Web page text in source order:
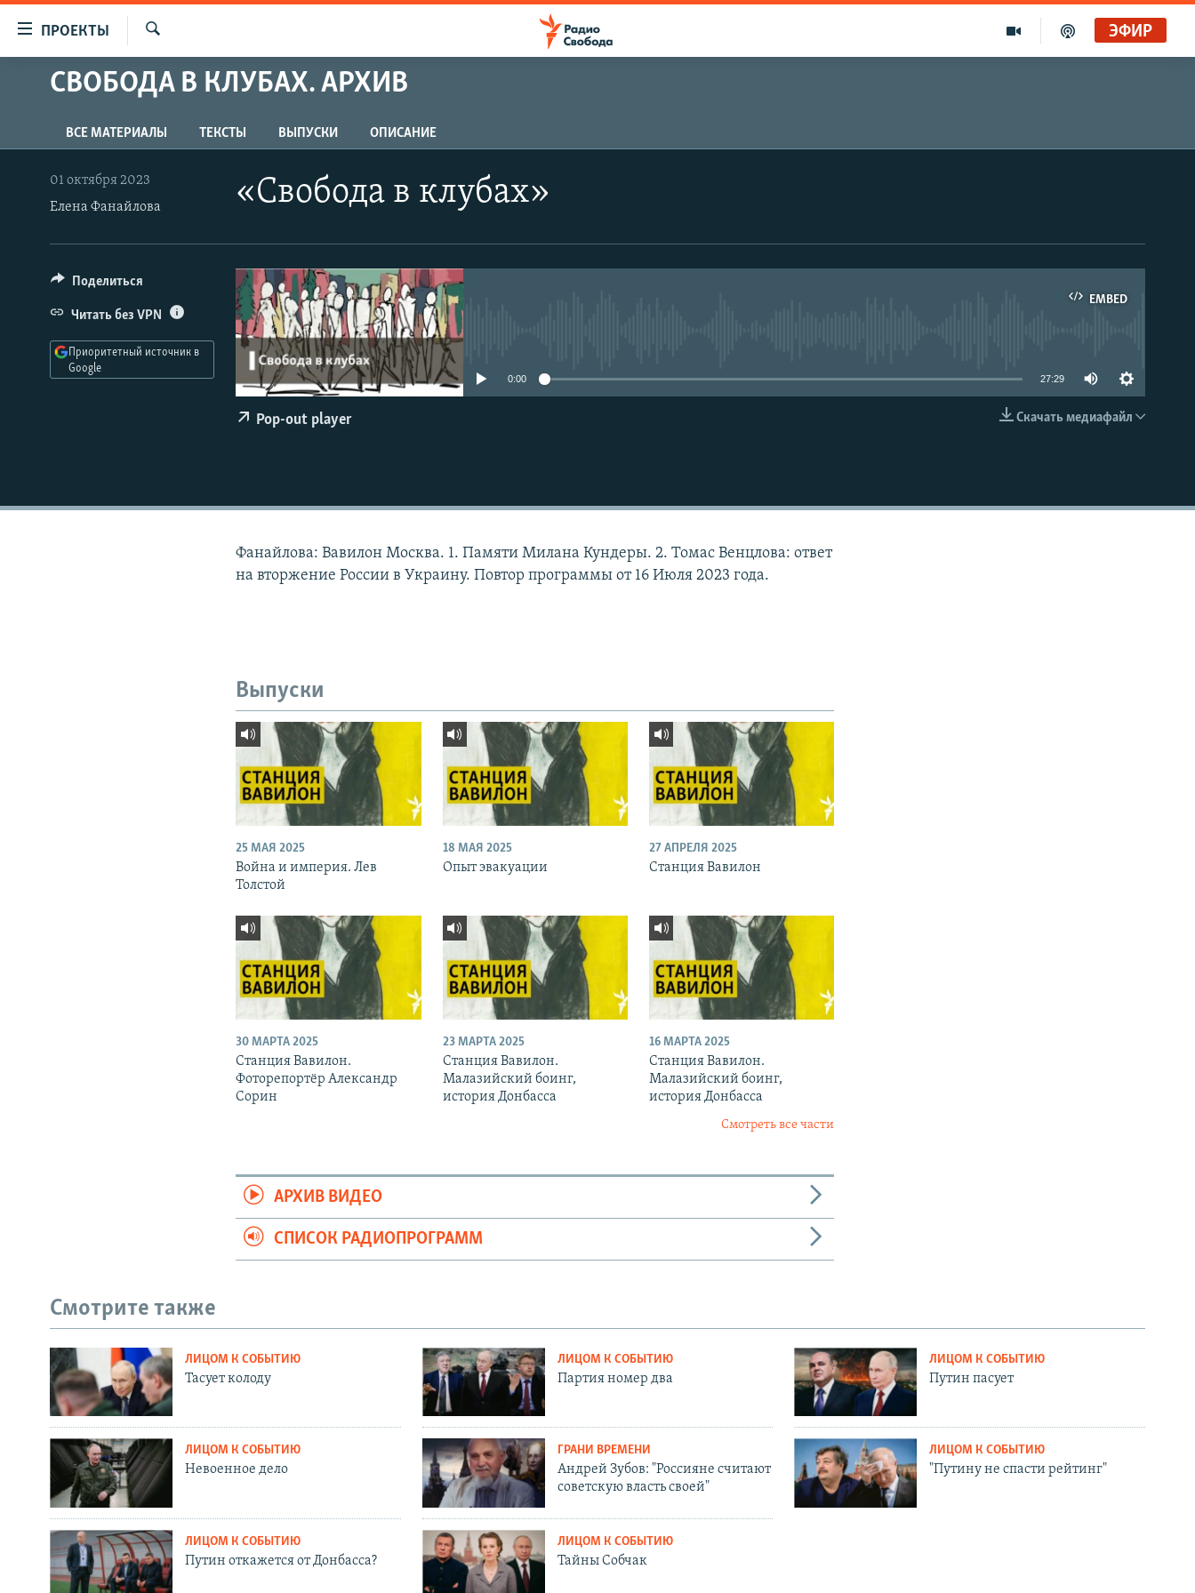
упрощенного
Вернуться
к
основному
содержанию
навигации
Вернутся
ПРОЕКТЫ
ПРОГРАММЫ
АВТОРСКИЕ ПРОЕКТЫ
ЦИТАТЫ СВОБОДЫ
МНЕНИЯ
КУЛЬТУРА
IDEL.РЕАЛИИ
КАВКАЗ.РЕАЛИИ
СЕВЕР.РЕАЛИИ
СИБИРЬ.РЕАЛИИ
ЭФИР
СВОБОДА В КЛУБАХ. АРХИВ
ВСЕ МАТЕРИАЛЫ ТЕКСТЫ ВЫПУСКИ ОПИСАНИЕ
«Свобода в клубах»
01 октября 2023
Елена Фанайлова
EMBED
EMBED
0:00 27:29
Скачать медиафайл
Pop-out player
Поделиться
Читать без VPN
Приоритетный источник в
Google
Фанайлова: Вавилон Москва. 1. Памяти Милана Кундеры. 2. Томас Венцлова: ответ
на вторжение России в Украину. Повтор программы от 16 Июля 2023 года.
Выпуски
25 МАЯ 2025
Война и империя. Лев
Толстой
18 МАЯ 2025
Опыт эвакуации
27 АПРЕЛЯ 2025
Станция Вавилон
30 МАРТА 2025
Станция Вавилон.
Фоторепортёр Александр
Сорин
23 МАРТА 2025
Станция Вавилон.
Малазийский боинг,
история Донбасса
16 МАРТА 2025
Станция Вавилон.
Малазийский боинг,
история Донбасса
Смотреть все части
АРХИВ ВИДЕО
СПИСОК РАДИОПРОГРАММ
Смотрите также
ЛИЦОМ К СОБЫТИЮ
Тасует колоду
ЛИЦОМ К СОБЫТИЮ
Партия номер два
ЛИЦОМ К СОБЫТИЮ
Путин пасует
ЛИЦОМ К СОБЫТИЮ
Невоенное дело
ГРАНИ ВРЕМЕНИ
Андрей Зубов: "Россияне считают
советскую власть своей"
ЛИЦОМ К СОБЫТИЮ
"Путину не спасти рейтинг"
ЛИЦОМ К СОБЫТИЮ
Путин откажется от Донбасса?
ЛИЦОМ К СОБЫТИЮ
Тайны Собчак